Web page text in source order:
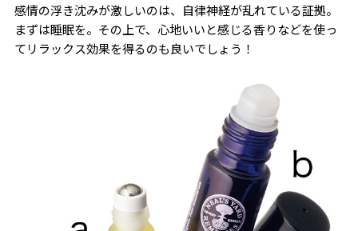
感情の浮き沈みが激しいのは、自律神経が乱れている証拠。
まずは睡眠を。その上で、心地いいと感じる香りなどを使っ
てリラックス効果を得るのも良いでしょう！